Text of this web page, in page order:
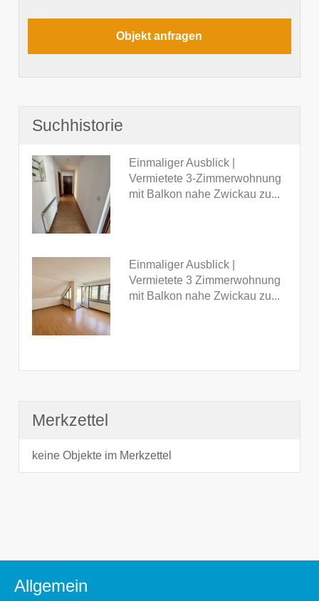
Suchhistorie
Einmaliger Ausblick |
Vermietete 3-Zimmerwohnung
mit Balkon nahe Zwickau zu...
Einmaliger Ausblick |
Vermietete 3 Zimmerwohnung
mit Balkon nahe Zwickau zu...
Merkzettel
keine Objekte im Merkzettel
Allgemein